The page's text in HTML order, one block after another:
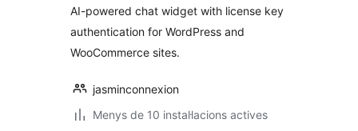
AI-powered chat widget with license key
authentication for WordPress and
WooCommerce sites.
jasminconnexion
Menys de 10 instal·lacions actives